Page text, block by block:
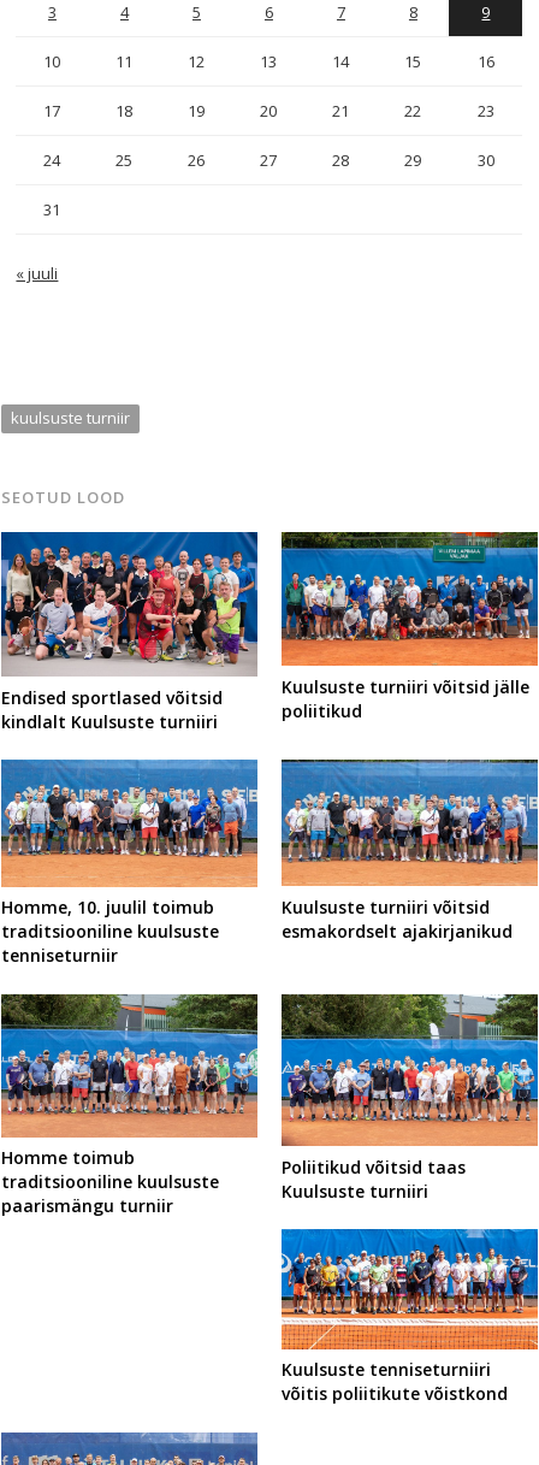
3 4 5 6 7 8 9
10 11 12 13 14 15 16
17 18 19 20 21 22 23
24 25 26 27 28 29 30
31
« juuli
kuulsuste turniir
SEOTUD LOOD
Endised sportlased võitsid
kindlalt Kuulsuste turniiri
Kuulsuste turniiri võitsid jälle
poliitikud
Homme, 10. juulil toimub
traditsiooniline kuulsuste
tenniseturniir
Kuulsuste turniiri võitsid
esmakordselt ajakirjanikud
Homme toimub
traditsiooniline kuulsuste
paarismängu turniir
Poliitikud võitsid taas
Kuulsuste turniiri
Kuulsuste tenniseturniiri
võitis poliitikute võistkond